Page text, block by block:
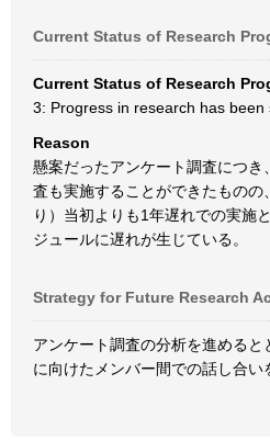
Current Status of Research
Current Status of Research
3: Progress in research has been
Reason
懸案だったアンケート調査につき
査も実施することができたものの
り）当初よりも1年遅れでの実施
ジュールに遅れが生じている。
Strategy for Future Research
アンケート調査の分析を進めると
に向けたメンバー間での話し合い